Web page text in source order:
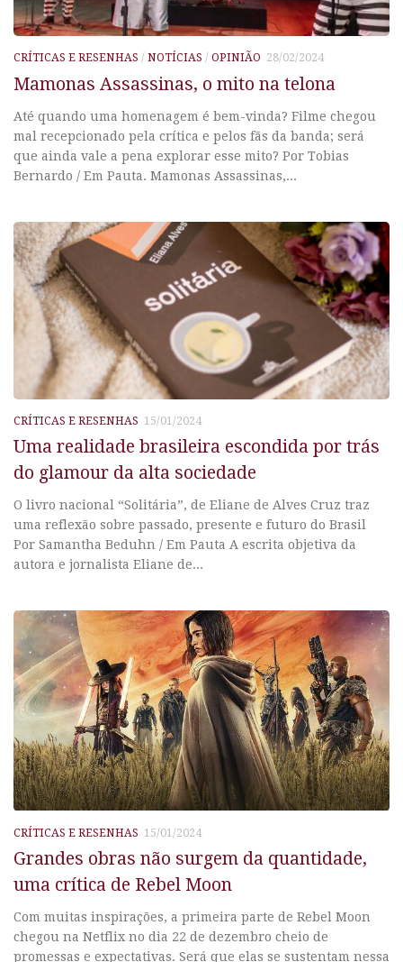
CRÍTICAS E RESENHAS / NOTÍCIAS / OPINIÃO 28/02/2024
Mamonas Assassinas, o mito na telona
Até quando uma homenagem é bem-vinda? Filme chegou
mal recepcionado pela crítica e pelos fãs da banda; será
que ainda vale a pena explorar esse mito? Por Tobias
Bernardo / Em Pauta. Mamonas Assassinas,...
CRÍTICAS E RESENHAS 15/01/2024
Uma realidade brasileira escondida por trás
do glamour da alta sociedade
O livro nacional “Solitária”, de Eliane de Alves Cruz traz
uma reflexão sobre passado, presente e futuro do Brasil
Por Samantha Beduhn / Em Pauta A escrita objetiva da
autora e jornalista Eliane de...
CRÍTICAS E RESENHAS 15/01/2024
Grandes obras não surgem da quantidade,
uma crítica de Rebel Moon
Com muitas inspirações, a primeira parte de Rebel Moon
chegou na Netflix no dia 22 de dezembro cheio de
promessas e expectativas. Será que elas se sustentam nessa